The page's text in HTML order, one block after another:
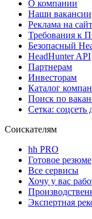
О компании
Наши вакансии
Реклама на
Требования к
Безопасный
HeadHunter API
Партнерам
Инвесторам
Каталог
Поиск по
Сетка: соцсеть
Соискателям
hh PRO
Готовое резюме
Все сервисы
Хочу у вас
Экспертная